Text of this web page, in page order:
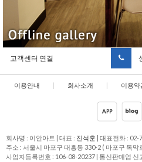
고객센터 연결
이용안내 회사소개 이용약
회사명 : 이안아트 대표 : 진석훈 대표전화 : 02-
주소 : 서울시 마포구 대흥동 330-2 ( 마포구 독막
사업자등록번호 : 106-08-20237
통신판매업 신